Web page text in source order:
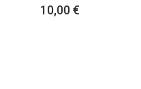
10,00 €